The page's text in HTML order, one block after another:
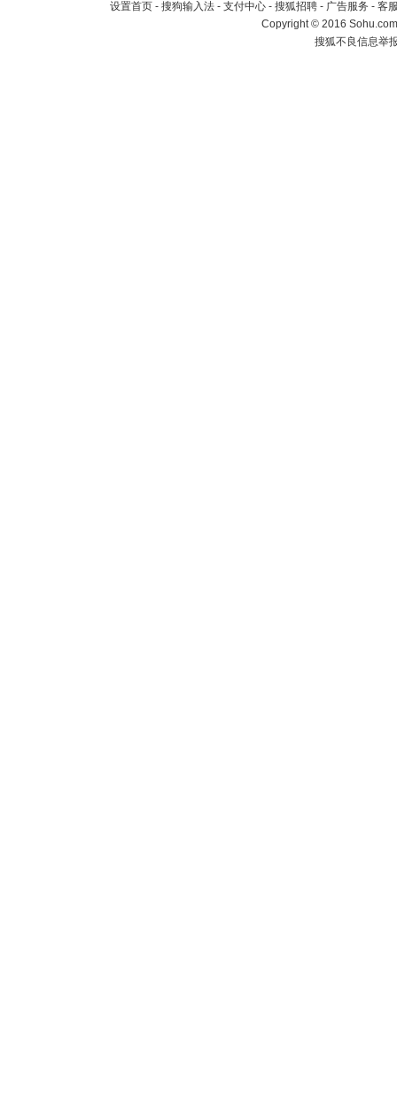
设置首页 - 搜狗输入法 - 支付中心 - 搜狐招聘 - 广告服务 - 客
Copyright©2016
搜狐不良信息举